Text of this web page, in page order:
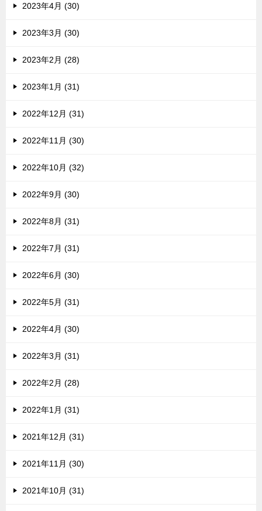
2023年4月 (30)
2023年3月 (30)
2023年2月 (28)
2023年1月 (31)
2022年12月 (31)
2022年11月 (30)
2022年10月 (32)
2022年9月 (30)
2022年8月 (31)
2022年7月 (31)
2022年6月 (30)
2022年5月 (31)
2022年4月 (30)
2022年3月 (31)
2022年2月 (28)
2022年1月 (31)
2021年12月 (31)
2021年11月 (30)
2021年10月 (31)